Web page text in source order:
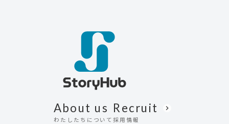
About us
わたしたちについて
Recruit keyboard_arrow_right
採用情報